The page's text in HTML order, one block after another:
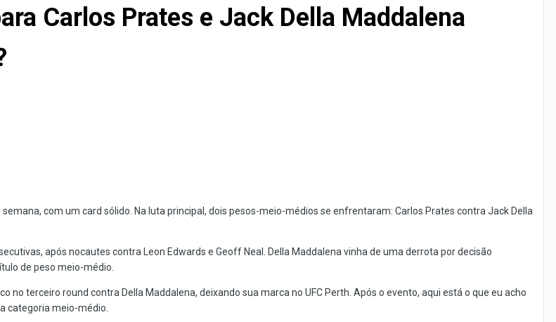
Carlos Prates e Jack Della Maddalena
com um card sólido. Na luta principal, dois pesos-meio-médios se enfrentaram: Carlos Prates contra Jack Della
após nocautes contra Leon Edwards e Geoff Neal. Della Maddalena vinha de uma derrota por decisão
de peso meio-médio.
no terceiro round contra Della Maddalena, deixando sua marca no UFC Perth. Após o evento, aqui está o que eu acho
categoria meio-médio.